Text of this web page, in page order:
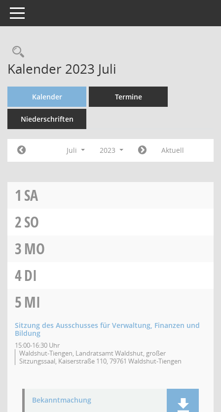
Toggle navigation
Kalender 2023 Juli
Kalender Termine
Niederschriften
Juli 2023 Aktuell
1 SA
2SO
3MO
4DI
5MI
Sitzung des Ausschusses für Verwaltung, Finanzen und
Bildung
15:00-16:30 Uhr
Waldshut-Tiengen, Landratsamt Waldshut, großer
Sitzungssaal, Kaiserstraße 110, 79761 Waldshut-Tiengen
Bekanntmachung